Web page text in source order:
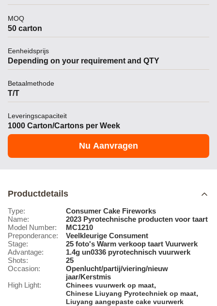
MOQ
50 carton
Eenheidsprijs
Depending on your requirement and QTY
Betaalmethode
T/T
Leveringscapaciteit
1000 Carton/Cartons per Week
Nu Aanvragen
Productdetails
Type:
Consumer Cake Fireworks
Name:
2023 Pyrotechnische producten voor taart
Model Number:
MC1210
Preponderance:
Veelkleurige Consument
Stage:
25 foto's Warm verkoop taart Vuurwerk
Advantage:
1.4g un0336 pyrotechnisch vuurwerk
Shots:
25
Occasion:
Openlucht/partij/viering/nieuw
jaar/Kerstmis
High Light:
Chinees vuurwerk op maat,
Chinese Liuyang Pyrotechniek op maat,
Liuyang aangepaste cake vuurwerk